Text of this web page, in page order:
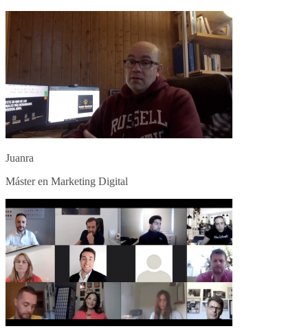
Juanra
Máster en Marketing Digital